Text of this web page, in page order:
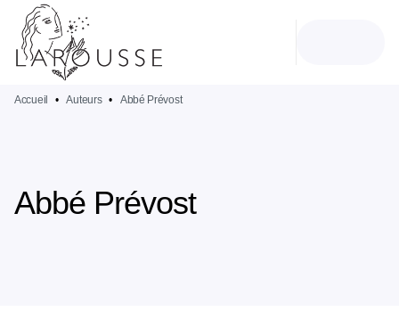
MENU
PIED DE PAGE
Accueil • Auteurs • Abbé Prévost
Abbé Prévost